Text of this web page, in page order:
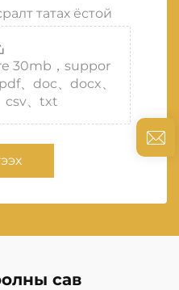
татах ёстой
30mb，suppor
、doc、docx、
csv、txt
сав